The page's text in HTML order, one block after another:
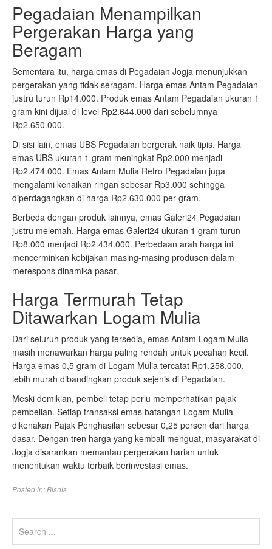
Pegadaian Menampilkan
Pergerakan Harga yang
Beragam
Sementara itu, harga emas di Pegadaian Jogja menunjukkan
pergerakan yang tidak seragam. Harga emas Antam Pegadaian
justru turun Rp14.000. Produk emas Antam Pegadaian ukuran 1
gram kini dijual di level Rp2.644.000 dari sebelumnya
Rp2.650.000.
Di sisi lain, emas UBS Pegadaian bergerak naik tipis. Harga
emas UBS ukuran 1 gram meningkat Rp2.000 menjadi
Rp2.474.000. Emas Antam Mulia Retro Pegadaian juga
mengalami kenaikan ringan sebesar Rp3.000 sehingga
diperdagangkan di harga Rp2.630.000 per gram.
Berbeda dengan produk lainnya, emas Galeri24 Pegadaian
justru melemah. Harga emas Galeri24 ukuran 1 gram turun
Rp8.000 menjadi Rp2.434.000. Perbedaan arah harga ini
mencerminkan kebijakan masing-masing produsen dalam
merespons dinamika pasar.
Harga Termurah Tetap
Ditawarkan Logam Mulia
Dari seluruh produk yang tersedia, emas Antam Logam Mulia
masih menawarkan harga paling rendah untuk pecahan kecil.
Harga emas 0,5 gram di Logam Mulia tercatat Rp1.258.000,
lebih murah dibandingkan produk sejenis di Pegadaian.
Meski demikian, pembeli tetap perlu memperhatikan pajak
pembelian. Setiap transaksi emas batangan Logam Mulia
dikenakan Pajak Penghasilan sebesar 0,25 persen dari harga
dasar. Dengan tren harga yang kembali menguat, masyarakat di
Jogja disarankan memantau pergerakan harian untuk
menentukan waktu terbaik berinvestasi emas.
Posted in:Bisnis